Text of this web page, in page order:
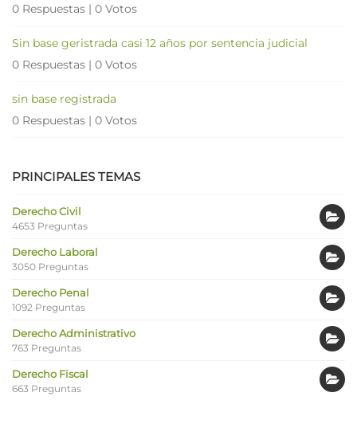
0 Respuestas | 0 Votos
Sin base geristrada casi 12 años por sentencia judicial
0 Respuestas | 0 Votos
sin base registrada
0 Respuestas | 0 Votos
PRINCIPALES TEMAS
Derecho Civil
4653 Preguntas
Derecho Laboral
3050 Preguntas
Derecho Penal
1092 Preguntas
Derecho Administrativo
763 Preguntas
Derecho Fiscal
663 Preguntas